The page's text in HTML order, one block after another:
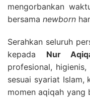
mengorbankan
bersama newborn
Serahkan seluruh
kepada Nur
profesional,
sesuai syariat Islam,
momen aqiqah yang